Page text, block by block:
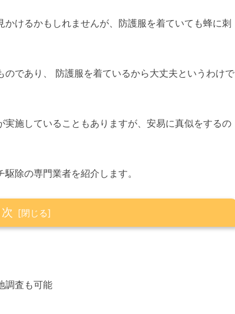
けるかもしれませんが、防護服を着ていても蜂に刺
であり、 防護服を着ているから大丈夫というわけで
施していることもありますが、安易に真似をするの
除の専門業者を紹介します。
調査も可能